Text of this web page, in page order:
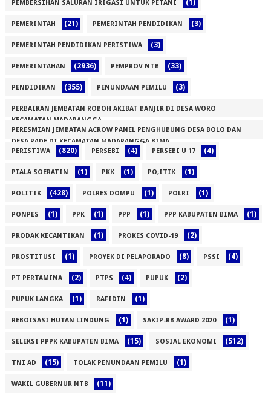
(1)PEMBERSIHAN SALURAN IRIGASI UNTUK PETANI (1)
PEMERINTAH (21) PEMERINTAH PENDIDIKAN (3)
PEMERINTAH PENDIDIKAN PERISTIWA (3)
PEMERINTAHAN (2936) PEMPROV NTB (33)
PENDIDIKAN (355) PENUNDAAN PEMILU (3)
PERBAIKAN JEMBATAN ROBOH AKIBAT BANJIR DI DESA WORO
KECAMATAN MADAPANGGA
(1)PERESMIAN JEMBATAN ACROW PANEL PENGHUBUNG DESA BOLO DAN
DESA RADE DI KECAMATAN MADAPANGGA BIMA
(1)PERISTIWA (820) PERSEBI (4) PERSEBI U 17 (4)
PIALA SOERATIN (1) PKK (1) PO;ITIK (1)
POLITIK (428) POLRES DOMPU (1) POLRI (1)
PONPES (1) PPK (1) PPP (1) PPP KABUPATEN BIMA (1)
PRODAK KECANTIKAN (1) PROKES COVID-19 (2)
PROSTITUSI (1) PROYEK DI PELAPORADO (8) PSSI (4)
PT PERTAMINA (2) PTPS (4) PUPUK (2)
PUPUK LANGKA (1) RAFIDIN (1)
REBOISASI HUTAN LINDUNG (1) SAKIP-RB AWARD 2020 (1)
SELEKSI PPPK KABUPATEN BIMA (15) SOSIAL EKONOMI (512)
TNI AD (15) TOLAK PENUNDAAN PEMILU (1)
WAKIL GUBERNUR NTB (11)